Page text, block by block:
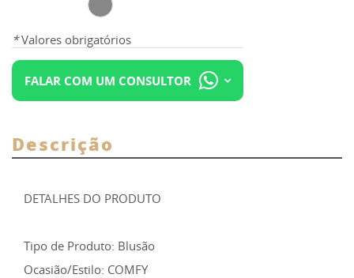
*Valores obrigatórios
FALAR COM UM CONSULTOR
Descrição
DETALHES DO PRODUTO
Tipo de Produto: Blusão
Ocasião/Estilo: COMFY